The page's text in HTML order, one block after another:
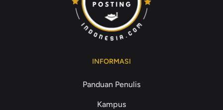
INFORMASI
Panduan Penulis
Kampus